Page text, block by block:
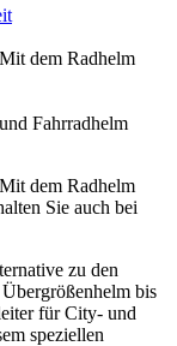
dem Radhelm
Fahrradhelm
dem Radhelm
Sie auch bei
zu den
bis
für City- und
speziellen